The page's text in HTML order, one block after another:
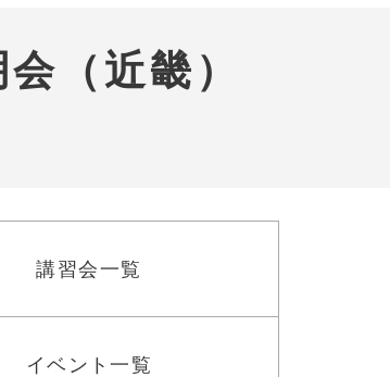
（近畿）
講習会一覧
イベント一覧